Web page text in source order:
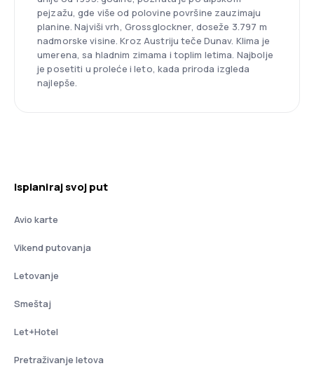
pejzažu, gde više od polovine površine zauzimaju
planine. Najviši vrh, Grossglockner, doseže 3.797 m
nadmorske visine. Kroz Austriju teče Dunav. Klima je
umerena, sa hladnim zimama i toplim letima. Najbolje
je posetiti u proleće i leto, kada priroda izgleda
najlepše.
Isplaniraj svoj put
Avio karte
Vikend putovanja
Letovanje
Smeštaj
Let+Hotel
Pretraživanje letova